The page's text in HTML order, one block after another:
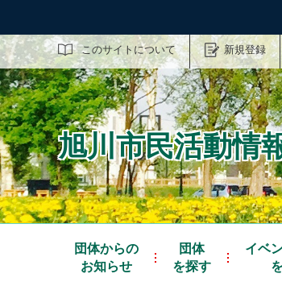
このサイトについて 新規登録
サイト内検索
旭川市民活動
団体からの
お知らせ
団体
を探す
イベ